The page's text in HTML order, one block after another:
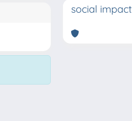
social impact